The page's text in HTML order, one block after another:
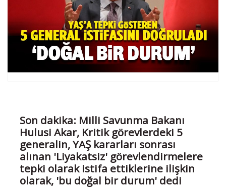
Son dakika: Milli Savunma Bakanı
Hulusi Akar, Kritik görevlerdeki 5
generalin, YAŞ kararları sonrası
alınan 'Liyakatsiz' görevlendirmelere
tepki olarak istifa ettiklerine ilişkin
olarak, 'bu doğal bir durum' dedi